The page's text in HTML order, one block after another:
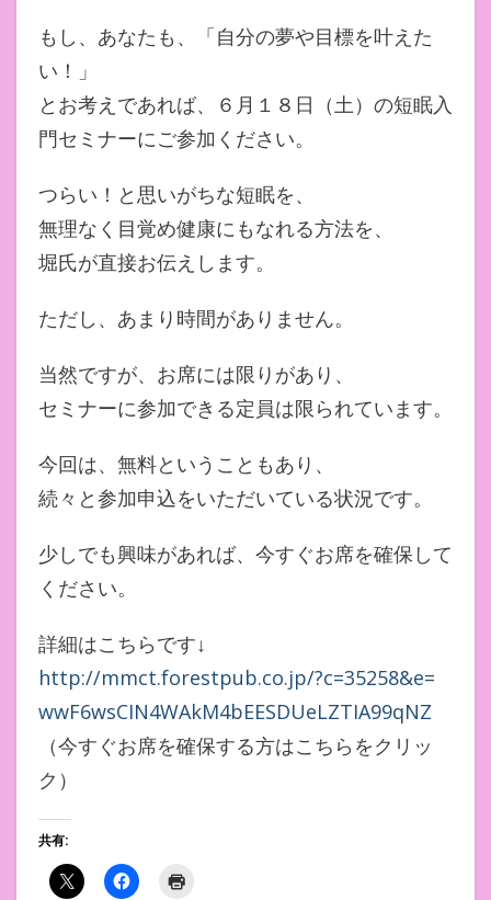
もし、あなたも、「自分の夢や目標を叶えた
い！」
とお考えであれば、６月１８日（土） の短眠入
門セミナーにご参加ください。
つらい！と思いがちな短眠を、
無理なく目覚め健康にもなれる方法を、
堀氏が直接お伝えします。
ただし、あまり時間がありません。
当然ですが、お席には限りがあり、
セミナーに参加できる定員は限られています。
今回は、無料ということもあり、
続々と参加申込をいただいている状況です。
少しでも興味があれば、今すぐお席を確保して
ください。
詳細はこちらです↓
http://mmct.forestpub.co.jp/?c=35258&e=
wwF6wsCIN4WAkM4bEESDUeLZTIA99qNZ
（今すぐお席を確保する方はこちらをクリッ
ク）
共有: